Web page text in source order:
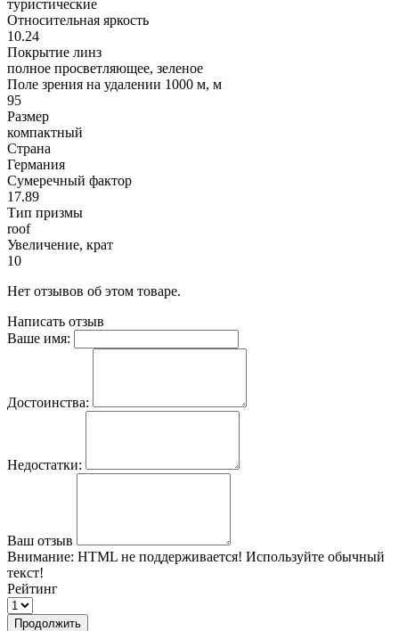
туристические
Относительная яркость
10.24
Покрытие линз
полное просветляющее, зеленое
Поле зрения на удалении 1000 м, м
95
Размер
компактный
Страна
Германия
Сумеречный фактор
17.89
Тип призмы
roof
Увеличение, крат
10
Нет отзывов об этом товаре.
Написать отзыв
Ваше имя:
Достоинства:
Недостатки:
Ваш отзыв
Внимание: HTML не поддерживается! Используйте обычный
текст!
Рейтинг
Продолжить